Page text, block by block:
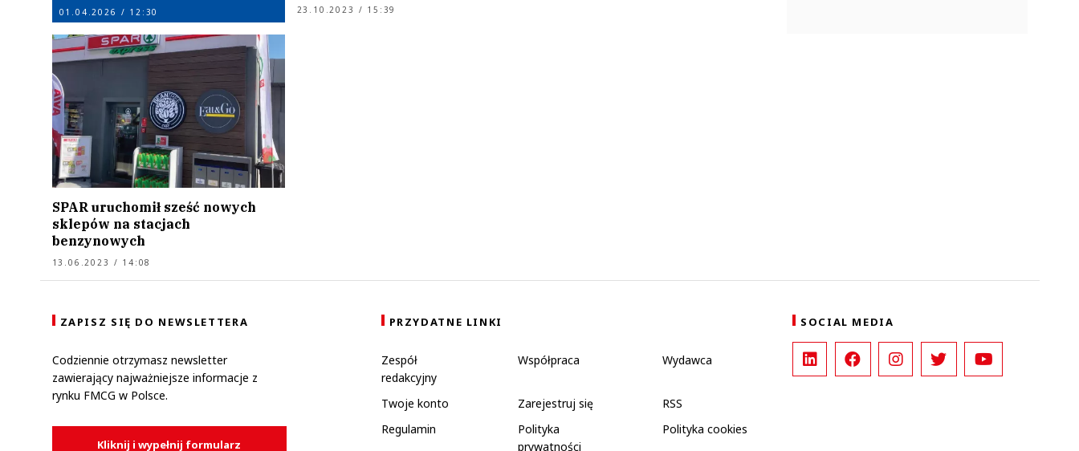
01.04.2026 / 12:30 23.10.2023 / 15:39
SPAR uruchomił sześć nowych
sklepów na stacjach
benzynowych
13.06.2023 / 14:08
ZAPISZ SIĘ DO NEWSLETTERA
Codziennie otrzymasz newsletter
zawierający najważniejsze informacje z
rynku FMCG w Polsce.
Kliknij i wypełnij formularz
PRZYDATNE LINKI
Zespół
redakcyjny
Współpraca Wydawca
Twoje konto Zarejestruj się
RSS
Regulamin
Polityka
prywatności
Polityka cookies
SOCIAL MEDIA